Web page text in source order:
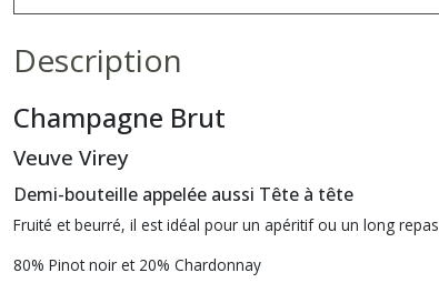
Description
Champagne Brut
Veuve Virey
Demi-bouteille appelée aussi Tête à tête
Fruité et beurré, il est idéal pour un apéritif ou un long repas
80% Pinot noir et 20% Chardonnay